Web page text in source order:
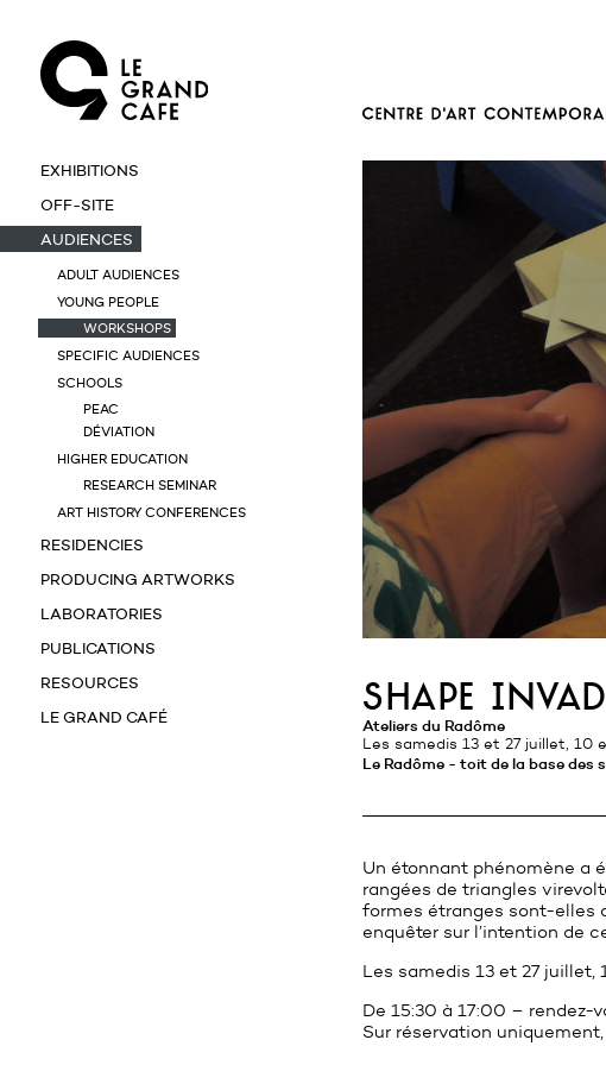
EXHIBITIONS
OFF-SITE
AUDIENCES
ADULT AUDIENCES
YOUNG PEOPLE
WORKSHOPS
SPECIFIC AUDIENCES
SCHOOLS
PEAC
DÉVIATION
HIGHER EDUCATION
RESEARCH SEMINAR
ART HISTORY CONFERENCES
RESIDENCIES
PRODUCING ARTWORKS
LABORATORIES
PUBLICATIONS
RESOURCES
LE GRAND CAFÉ
shape
Ateliers du Radôme
Les samedis 13 et 27 juillet, 10
Le Radôme - toit de la base des
Un étonnant phénomène a
rangées de triangles
formes étranges sont-elles
enquêter sur l’intention de
Les samedis 13 et 27
De 15:30 à 17:00 – rendez-
Sur réservation